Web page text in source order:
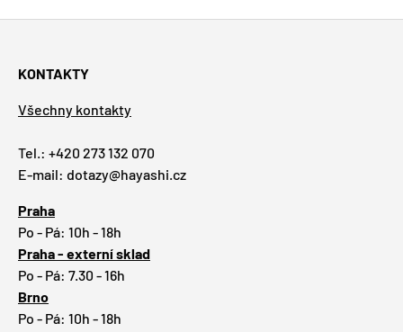
KONTAKTY
Všechny kontakty
Tel.: +420 273 132 070
E-mail: dotazy@hayashi.cz
Praha
Po - Pá: 10h - 18h
Praha - externí sklad
Po - Pá: 7.30 - 16h
Brno
Po - Pá: 10h - 18h